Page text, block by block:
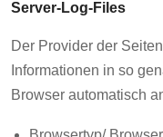
Server-Log-Files
Der Provider der
Informationen in so
Browser automatisch